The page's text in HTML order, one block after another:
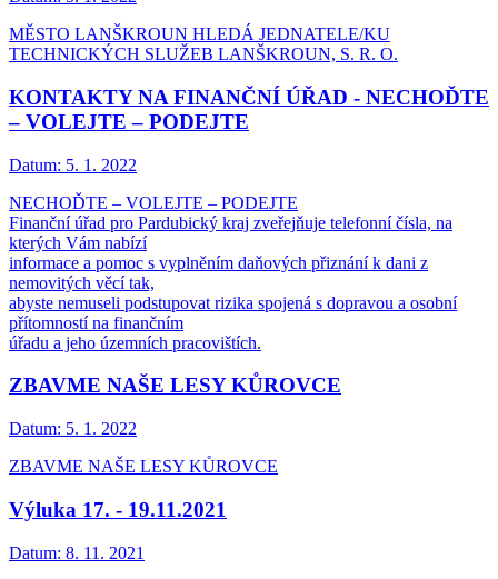
MĚSTO LANŠKROUN HLEDÁ JEDNATELE/KU
TECHNICKÝCH SLUŽEB LANŠKROUN, S. R. O.
KONTAKTY NA FINANČNÍ ÚŘAD - NECHOĎTE
– VOLEJTE – PODEJTE
Datum: 5. 1. 2022
NECHOĎTE – VOLEJTE – PODEJTE
Finanční úřad pro Pardubický kraj zveřejňuje telefonní čísla, na
kterých Vám nabízí
informace a pomoc s vyplněním daňových přiznání k dani z
nemovitých věcí tak,
abyste nemuseli podstupovat rizika spojená s dopravou a osobní
přítomností na finančním
úřadu a jeho územních pracovištích.
ZBAVME NAŠE LESY KŮROVCE
Datum: 5. 1. 2022
ZBAVME NAŠE LESY KŮROVCE
Výluka 17. - 19.11.2021
Datum: 8. 11. 2021